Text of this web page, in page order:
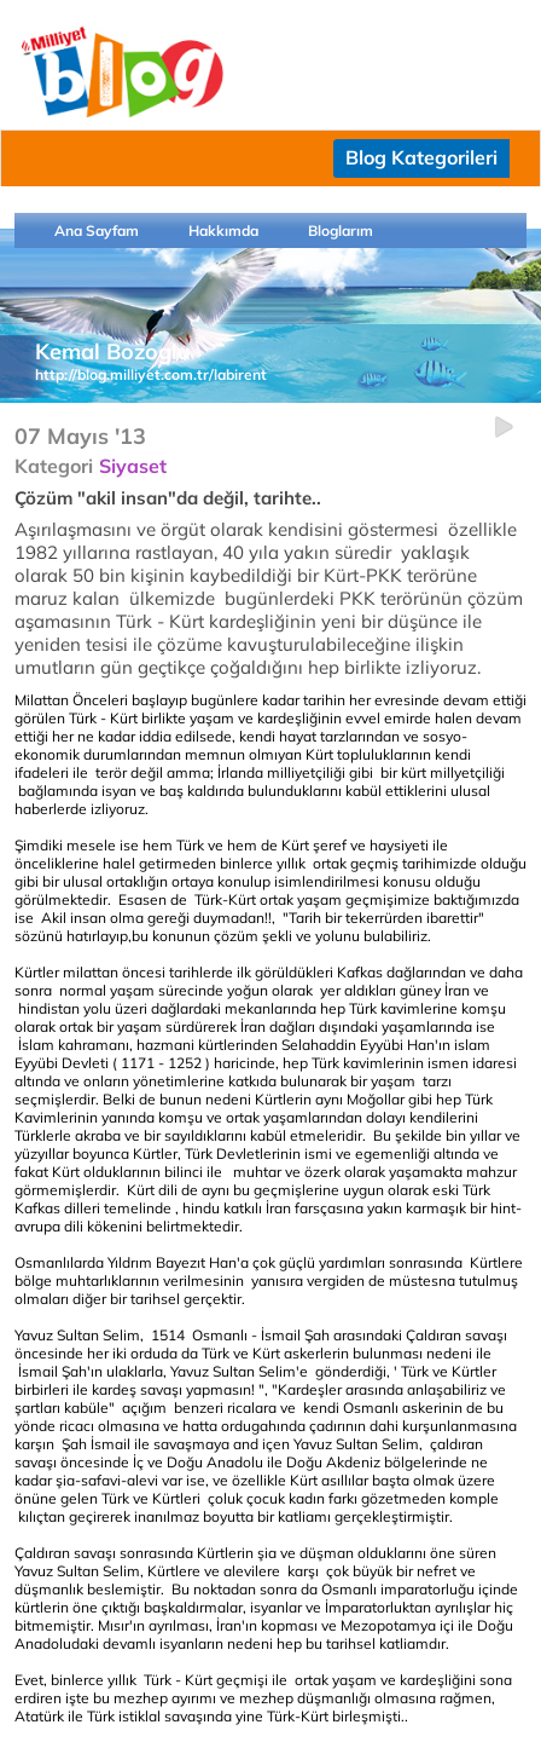
Blog Kategorileri
Ana Sayfam Hakkımda Bloglarım
Kemal Bozoglu
http://blog.milliyet.com.tr/labirent
07 Mayıs '13
Kategori Siyaset
Çözüm "akil insan"da değil, tarihte..
Aşırılaşmasını ve örgüt olarak kendisini göstermesi özellikle
1982 yıllarına rastlayan, 40 yıla yakın süredir yaklaşık
olarak 50 bin kişinin kaybedildiği bir Kürt-PKK terörüne
maruz kalan ülkemizde bugünlerdeki PKK terörünün çözüm
aşamasının Türk - Kürt kardeşliğinin yeni bir düşünce ile
yeniden tesisi ile çözüme kavuşturulabileceğine ilişkin
umutların gün geçtikçe çoğaldığını hep birlikte izliyoruz.
Milattan Önceleri başlayıp bugünlere kadar tarihin her evresinde devam ettiği
görülen Türk - Kürt birlikte yaşam ve kardeşliğinin evvel emirde halen devam
ettiği her ne kadar iddia edilsede, kendi hayat tarzlarından ve sosyo-
ekonomik durumlarından memnun olmıyan Kürt topluluklarının kendi
ifadeleri ile terör değil amma; İrlanda milliyetçiliği gibi bir kürt millyetçiliği
bağlamında isyan ve baş kaldırıda bulunduklarını kabül ettiklerini ulusal
haberlerde izliyoruz.
Şimdiki mesele ise hem Türk ve hem de Kürt şeref ve haysiyeti ile
önceliklerine halel getirmeden binlerce yıllık ortak geçmiş tarihimizde olduğu
gibi bir ulusal ortaklığın ortaya konulup isimlendirilmesi konusu olduğu
görülmektedir. Esasen de Türk-Kürt ortak yaşam geçmişimize baktığımızda
ise Akil insan olma gereği duymadan!!, "Tarih bir tekerrürden ibarettir"
sözünü hatırlayıp,bu konunun çözüm şekli ve yolunu bulabiliriz.
Kürtler milattan öncesi tarihlerde ilk görüldükleri Kafkas dağlarından ve daha
sonra normal yaşam sürecinde yoğun olarak yer aldıkları güney İran ve
hindistan yolu üzeri dağlardaki mekanlarında hep Türk kavimlerine komşu
olarak ortak bir yaşam sürdürerek İran dağları dışındaki yaşamlarında ise
İslam kahramanı, hazmani kürtlerinden Selahaddin Eyyübi Han'ın islam
Eyyübi Devleti ( 1171 - 1252 ) haricinde, hep Türk kavimlerinin ismen idaresi
altında ve onların yönetimlerine katkıda bulunarak bir yaşam tarzı
seçmişlerdir. Belki de bunun nedeni Kürtlerin aynı Moğollar gibi hep Türk
Kavimlerinin yanında komşu ve ortak yaşamlarından dolayı kendilerini
Türklerle akraba ve bir sayıldıklarını kabül etmeleridir. Bu şekilde bin yıllar ve
yüzyıllar boyunca Kürtler, Türk Devletlerinin ismi ve egemenliği altında ve
fakat Kürt olduklarının bilinci ile muhtar ve özerk olarak yaşamakta mahzur
görmemişlerdir. Kürt dili de aynı bu geçmişlerine uygun olarak eski Türk
Kafkas dilleri temelinde , hindu katkılı İran farsçasına yakın karmaşık bir hint-
avrupa dili kökenini belirtmektedir.
Osmanlılarda Yıldrım Bayezıt Han'a çok güçlü yardımları sonrasında Kürtlere
bölge muhtarlıklarının verilmesinin yanısıra vergiden de müstesna tutulmuş
olmaları diğer bir tarihsel gerçektir.
Yavuz Sultan Selim, 1514 Osmanlı - İsmail Şah arasındaki Çaldıran savaşı
öncesinde her iki orduda da Türk ve Kürt askerlerin bulunması nedeni ile
İsmail Şah'ın ulaklarla, Yavuz Sultan Selim'e gönderdiği, ' Türk ve Kürtler
birbirleri ile kardeş savaşı yapmasın! ", "Kardeşler arasında anlaşabiliriz ve
şartları kabüle" açığım benzeri ricalara ve kendi Osmanlı askerinin de bu
yönde ricacı olmasına ve hatta ordugahında çadırının dahi kurşunlanmasına
karşın Şah İsmail ile savaşmaya and içen Yavuz Sultan Selim, çaldıran
savaşı öncesinde İç ve Doğu Anadolu ile Doğu Akdeniz bölgelerinde ne
kadar şia-safavi-alevi var ise, ve özellikle Kürt asıllılar başta olmak üzere
önüne gelen Türk ve Kürtleri çoluk çocuk kadın farkı gözetmeden komple
kılıçtan geçirerek inanılmaz boyutta bir katliamı gerçekleştirmiştir.
Çaldıran savaşı sonrasında Kürtlerin şia ve düşman olduklarını öne süren
Yavuz Sultan Selim, Kürtlere ve alevilere karşı çok büyük bir nefret ve
düşmanlık beslemiştir. Bu noktadan sonra da Osmanlı imparatorluğu içinde
kürtlerin öne çıktığı başkaldırmalar, isyanlar ve İmparatorluktan ayrılışlar hiç
bitmemiştir. Mısır'ın ayrılması, İran'ın kopması ve Mezopotamya içi ile Doğu
Anadoludaki devamlı isyanların nedeni hep bu tarihsel katliamdır.
Evet, binlerce yıllık Türk - Kürt geçmişi ile ortak yaşam ve kardeşliğini sona
erdiren işte bu mezhep ayırımı ve mezhep düşmanlığı olmasına rağmen,
Atatürk ile Türk istiklal savaşında yine Türk-Kürt birleşmişti..